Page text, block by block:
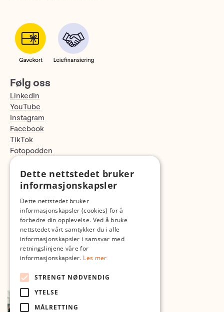
Følg oss
LinkedIn
YouTube
Instagram
Facebook
TikTok
Fotopodden
Med forbehold om skrive- og lagerfeil
Dette nettstedet bruker
informasjonskapsler
Dette nettstedet bruker
informasjonskapsler (cookies) for å
forbedre din opplevelse. Ved å bruke
nettstedet vårt samtykker du i alle
informasjonskapsler i samsvar med
retningslinjene våre for
informasjonskapsler. Les mer
STRENGT NØDVENDIG
YTELSE
MÅLRETTING